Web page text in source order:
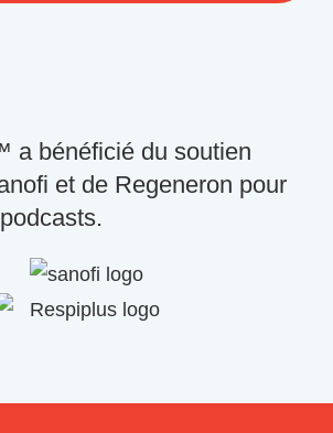
a bénéficié du soutien
et de Regeneron pour